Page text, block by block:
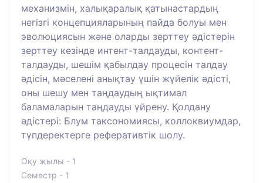
механизмін, халықаралық қатынастардың
негізгі концепцияларының пайда болуы мен
эволюциясын және оларды зерттеу әдістерін
зерттеу кезінде интент-талдауды, контент-
талдауды, шешім қабылдау процесін талдау
әдісін, мәселені анықтау үшін жүйелік әдісті,
оны шешу мен таңдаудың ықтимал
баламаларын таңдауды үйрену. Қолдану
әдістері: Блум таксономиясы, коллоквиумдар,
түпдеректерге реферативтік шолу.
Оқу жылы - 1
Семестр - 1